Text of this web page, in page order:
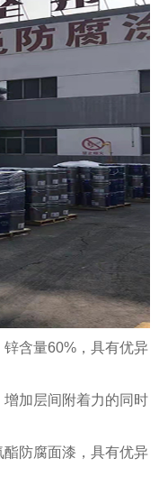
锌含量60%，具有优异
增加层间附着力的同时
酯防腐面漆 ，具有优异